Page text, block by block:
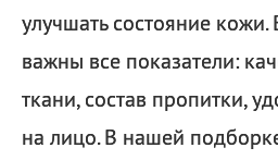
улучшать состояние
важны все показатели:
ткани, состав пропитки,
на лицо. В нашей